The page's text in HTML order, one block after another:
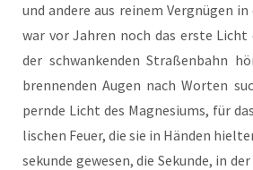
und ande­re aus rei­nem Ver­gnü­gen
war vor Jah­ren noch das ers­te Licht
der schwan­ken­den Stra­ßen­bahn
bren­nen­den Augen nach Wor­ten
pern­de Licht des Magne­si­ums, für
li­schen Feu­er, die sie in Hän­den
se­kun­de gewe­sen, die Sekun­de, in